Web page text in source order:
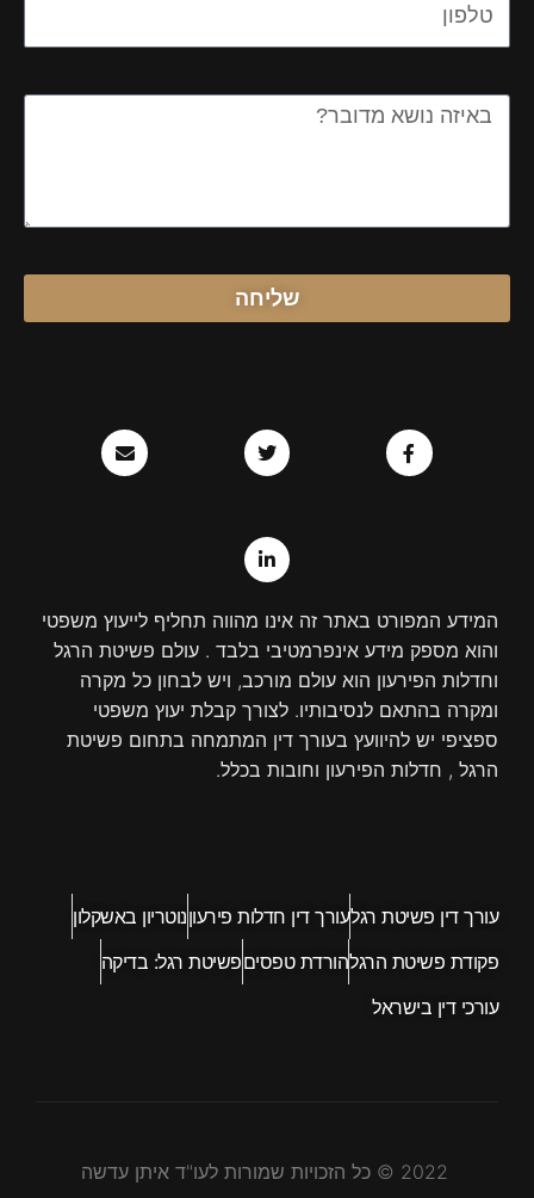
Message
שליחה
F
a
c
f
T
w
i
e
r
E
n
v
L
i
n
d
i
n
i
n
המידע המפורט באתר זה אינו מהווה תחליף לייעוץ משפטי
והוא מספק מידע אינפרמטיבי בלבד . עולם פשיטת הרגל
וחדלות הפירעון הוא עולם מורכב, ויש לבחון כל מקרה
ומקרה בהתאם לנסיבותיו. לצורך קבלת יעוץ משפטי
ספציפי יש להיוועץ בעורך דין המתמחה בתחום פשיטת
הרגל , חדלות הפירעון וחובות בכלל.
עורך דין פשיטת רגלעורך דין חדלות פירעוןנוטריון באשקלון
פקודת פשיטת הרגלהורדת טפסיםפשיטת רגל: בדיקה
עורכי דין בישראל